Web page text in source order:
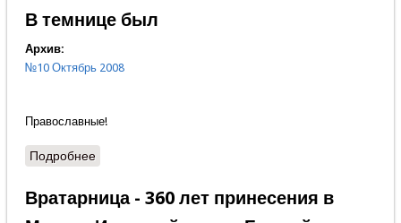
В темнице был
Архив:
№10 Октябрь 2008
Православные!
Подробнеео В темнице был
Вратарница - 360 лет принесения в